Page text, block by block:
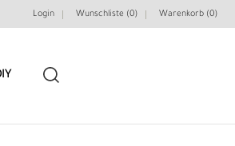
Login Wunschliste (0) Warenkorb (0)